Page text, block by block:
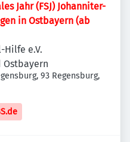
Jahr (FSJ) Johanniter-
in Ostbayern (ab
Hilfe e.V.
Ostbayern
93 Regensburg,